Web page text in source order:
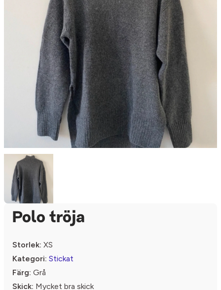
Polo tröja
Storlek: XS
Kategori: Stickat
Färg: Grå
Skick: Mycket bra skick